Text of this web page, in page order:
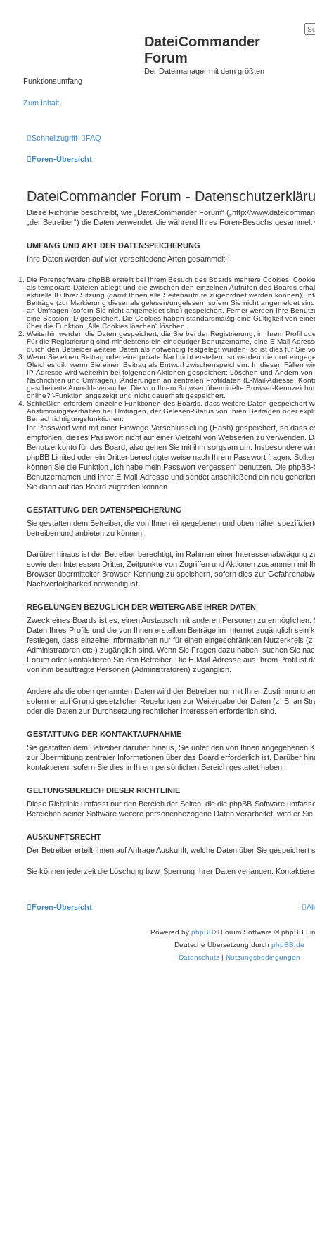
DateiCommander
Forum
Der Dateimanager mit dem größten
Funktionsumfang
Zum Inhalt
Schnellzugriff FAQ
Foren-Übersicht
DateiCommander Forum -
Diese Richtlinie beschreibt, wie „DateiCommander Forum“ („http://
„der Betreiber“) die Daten verwendet, die während Ihres Foren-Besuchs gesammelt
UMFANG UND ART DER DATENSPEICHERUNG
Ihre Daten werden auf vier verschiedene Arten gesammelt:
Die Forensoftware phpBB erstellt bei Ihrem Besuch des Boards mehrere Cookies.
als temporäre Dateien ablegt und die zwischen den einzelnen Aufrufen des Boards
aktuelle ID Ihrer Sitzung (damit Ihnen alle Seitenaufrufe zugeordnet werden können),
Beiträge (zur Markierung dieser als gelesen/ungelesen; sofern Sie nicht angemeldet
an Umfragen (sofern Sie nicht angemeldet sind) gespeichert. Ferner werden Ihre
eine Session-ID gespeichert. Die Cookies haben standardmäßig eine Gültigkeit von
über die Funktion „Alle Cookies löschen“ löschen.
Weiterhin werden die Daten gespeichert, die Sie bei der Registrierung, in Ihrem Profil
Für die Registrierung sind mindestens ein eindeutiger Benutzername, eine E-Mail-
durch den Betreiber weitere Daten als notwendig festgelegt wurden, so ist dies für Sie
Wenn Sie einen Beitrag oder eine private Nachricht erstellen, so werden die dort
Gleiches gilt, wenn Sie einen Beitrag als Entwurf zwischenspeichern. In diesen Fällen
IP-Adresse wird weiterhin bei folgenden Aktionen gespeichert: Löschen und Ändern
Nachrichten und Umfragen), Änderungen an zentralen Profildaten (E-Mail-Adresse,
gescheiterte Anmeldeversuche. Die von Ihrem Browser übermittelte Browser-
online?“-Funktion angezeigt und nicht dauerhaft gespeichert.
Schließlich erfordern einzelne Funktionen des Boards, dass weitere Daten gespeichert
Abstimmungsverhalten bei Umfragen, der Gelesen-Status von Ihren Beiträgen oder
Benachrichtigungsfunktionen.
Ihr Passwort wird mit einer Einwege-Verschlüsselung (Hash) gespeichert, so dass
empfohlen, dieses Passwort nicht auf einer Vielzahl von Webseiten zu verwenden.
Benutzerkonto für das Board, also gehen Sie mit ihm sorgsam um. Insbesondere
phpBB Limited oder ein Dritter berechtigterweise nach Ihrem Passwort fragen.
können Sie die Funktion „Ich habe mein Passwort vergessen“ benutzen. Die
Benutzernamen und Ihrer E-Mail-Adresse und sendet anschließend ein neu
Sie dann auf das Board zugreifen können.
GESTATTUNG DER DATENSPEICHERUNG
Sie gestatten dem Betreiber, die von Ihnen eingegebenen und oben näher
betreiben und anbieten zu können.
Darüber hinaus ist der Betreiber berechtigt, im Rahmen einer Interessenabwägung
sowie den Interessen Dritter, Zeitpunkte von Zugriffen und Aktionen zusammen mit
Browser übermittelter Browser-Kennung zu speichern, sofern dies zur
Nachverfolgbarkeit notwendig ist.
REGELUNGEN BEZÜGLICH DER WEITERGABE IHRER DATEN
Zweck eines Boards ist es, einen Austausch mit anderen Personen zu
Daten Ihres Profils und die von Ihnen erstellten Beiträge im Internet zugänglich sein
festlegen, dass einzelne Informationen nur für einen eingeschränkten Nutzerkreis
Administratoren etc.) zugänglich sind. Wenn Sie Fragen dazu haben, suchen Sie
Forum oder kontaktieren Sie den Betreiber. Die E-Mail-Adresse aus Ihrem Profil ist
von ihm beauftragte Personen (Administratoren) zugänglich.
Andere als die oben genannten Daten wird der Betreiber nur mit Ihrer Zustimmung
sofern er auf Grund gesetzlicher Regelungen zur Weitergabe der Daten (z. B. an
oder die Daten zur Durchsetzung rechtlicher Interessen erforderlich sind.
GESTATTUNG DER KONTAKTAUFNAHME
Sie gestatten dem Betreiber darüber hinaus, Sie unter den von Ihnen angegebenen
zur Übermittlung zentraler Informationen über das Board erforderlich ist. Darüber
kontaktieren, sofern Sie dies in Ihrem persönlichen Bereich gestattet haben.
GELTUNGSBEREICH DIESER RICHTLINIE
Diese Richtlinie umfasst nur den Bereich der Seiten, die die phpBB-Software
Bereichen seiner Software weitere personenbezogene Daten verarbeitet, wird er
AUSKUNFTSRECHT
Der Betreiber erteilt Ihnen auf Anfrage Auskunft, welche Daten über Sie gespeichert
Sie können jederzeit die Löschung bzw. Sperrung Ihrer Daten verlangen.
Foren-Übersicht
Powered by phpBB® Forum Software © phpBB
Deutsche Übersetzung durch phpBB.de
Datenschutz | Nutzungsbedingungen